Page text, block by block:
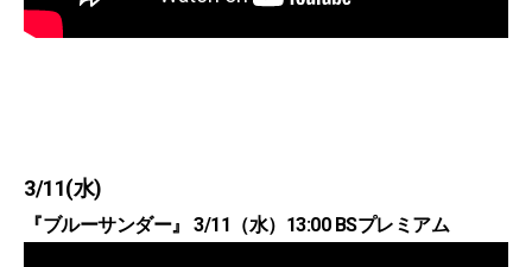
3/11(水)
『ブルーサンダー』 3/11（水）13:00 BSプレミアム